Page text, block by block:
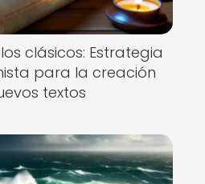
clásicos: Estrategia
para la creación
textos